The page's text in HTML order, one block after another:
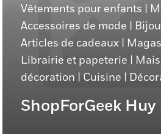
Vêtements pour enfants |
Accessoires de mode |
Articles de cadeaux |
Librairie et papeterie |
décoration | Cuisine |
ShopForGeek Huy